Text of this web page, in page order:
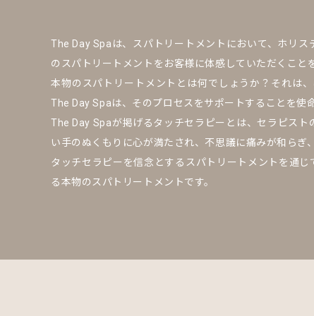
The Day Spaは、スパトリートメントにおいて、ホリ
のスパトリートメントをお客様に体感していただくこと
本物のスパトリートメントとは何でしょうか？それは
The Day Spaは、そのプロセスをサポートすることを使
The Day Spaが掲げるタッチセラピーとは、セラピス
い手のぬくもりに心が満たされ、不思議に痛みが和らぎ
タッチセラピーを信念とするスパトリートメントを通
る本物のスパトリートメントです。